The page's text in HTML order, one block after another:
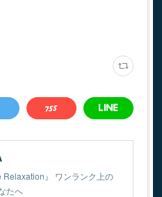
Relaxation』 ワンランク上の
たへ